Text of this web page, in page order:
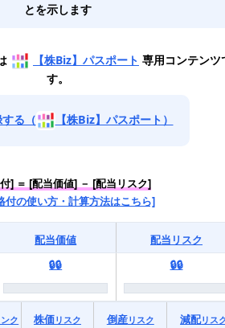
とを示します
【株Biz】パスポート 専用コンテンツ
す。
る（ 【株Biz】パスポート）
] ＝ [配当価値] － [配当リスク]
付の使い方・計算方法はこちら]
配当価値
配当リスク
🔒🔒 🔒🔒
ク 株価リスク 倒産リスク 減配リス